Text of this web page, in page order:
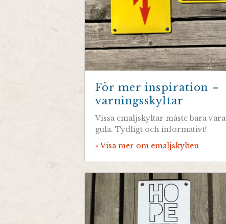
För mer inspiration –
varningsskyltar
Vissa emaljskyltar måste bara vara
gula. Tydligt och informativt!
» Visa mer om emaljskylten